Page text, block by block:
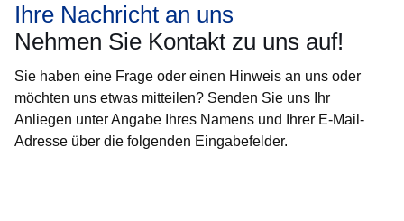
Ihre Nachricht an uns
Nehmen Sie Kontakt zu uns auf!
Sie haben eine Frage oder einen Hinweis an uns oder
möchten uns etwas mitteilen? Senden Sie uns Ihr
Anliegen unter Angabe Ihres Namens und Ihrer E-Mail-
Adresse über die folgenden Eingabefelder.